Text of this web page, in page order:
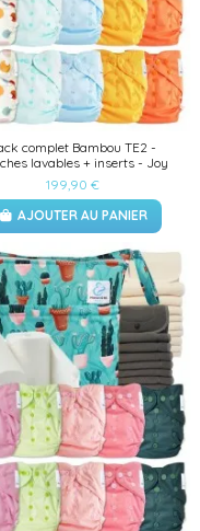
complet Bambou TE2 -
lavables + inserts - Joy
199,90 €
AJOUTER AU PANIER